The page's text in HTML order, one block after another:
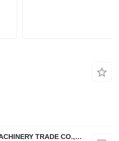
TUO PU INTERNATIONAL MACHINERY TRADE CO., LTD